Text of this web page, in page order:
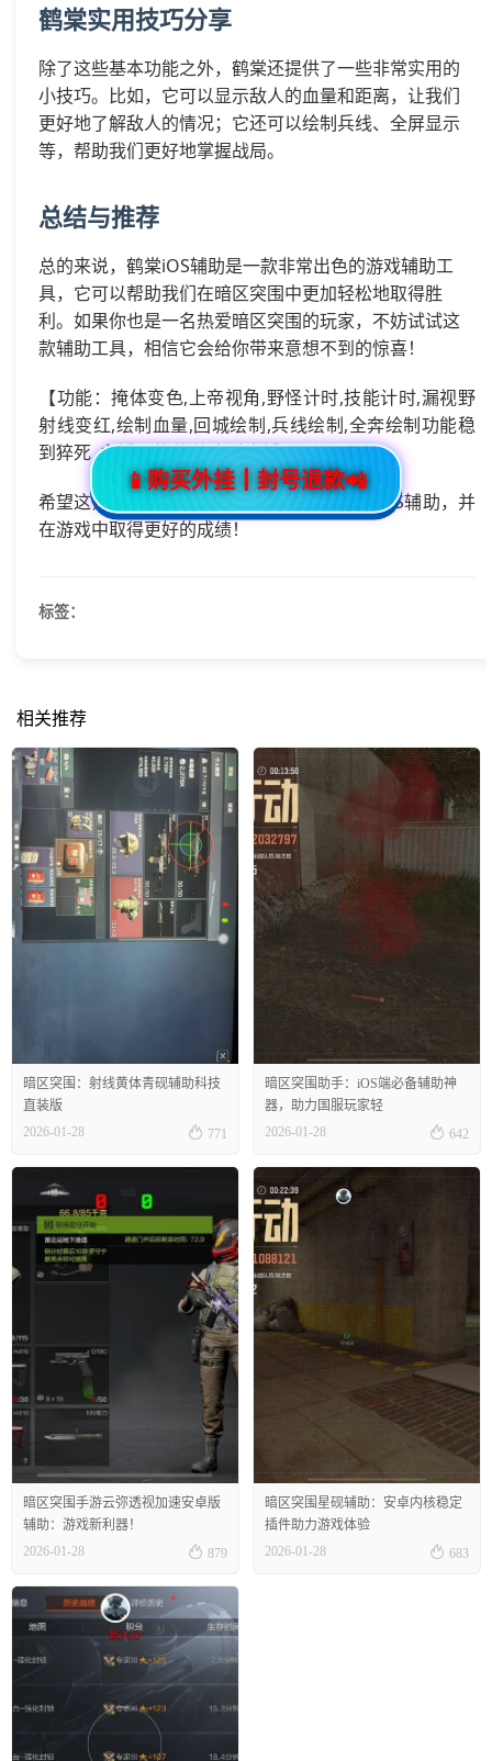
鹤棠实用技巧分享
除了这些基本功能之外，鹤棠还提供了一些非常实用的
小技巧。比如，它可以显示敌人的血量和距离，让我们
更好地了解敌人的情况；它还可以绘制兵线、全屏显示
等，帮助我们更好地掌握战局。
总结与推荐
总的来说，鹤棠iOS辅助是一款非常出色的游戏辅助工
具，它可以帮助我们在暗区突围中更加轻松地取得胜
利。如果你也是一名热爱暗区突围的玩家，不妨试试这
款辅助工具，相信它会给你带来意想不到的惊喜！
【功能：掩体变色,上帝视角,野怪计时,技能计时,漏视野
射线变红,绘制血量,回城绘制,兵线绘制,全奔绘制功能稳
到猝死 ,主播同款,巅峰赛过直播 。】
希望这篇文章能够帮助大家更好地了解鹤棠iOS辅助，并
在游戏中取得更好的成绩！
标签：
相关推荐
暗区突围：射线黄体青砚辅助科技
直装版
2026-01-28
 771
暗区突围助手：iOS端必备辅助神
器，助力国服玩家轻
2026-01-28
 642
暗区突围手游云弥透视加速安卓版
辅助：游戏新利器！
2026-01-28
 879
暗区突围星砚辅助：安卓内核稳定
插件助力游戏体验
2026-01-28
 683
📱购买外挂┃封号退款📲